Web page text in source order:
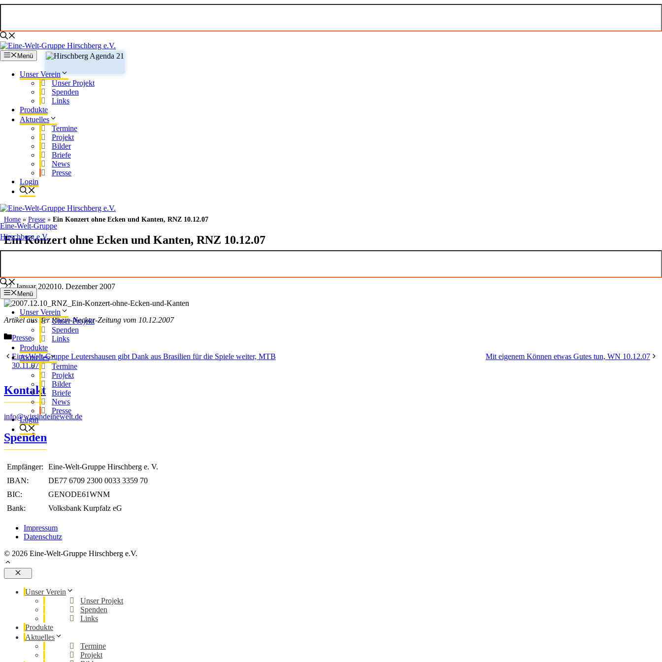
Zum
Menü
Unser Verein
Unser Projekt
Spenden
Links
Produkte
Aktuelles
Termine
Projekt
Bilder
Briefe
News
Presse
Login
Eine-Welt-Gruppe
Hirschberg e.V.
Menü
Unser Verein
Unser Projekt
Spenden
Links
Produkte
Aktuelles
Termine
Projekt
Bilder
Briefe
News
Presse
Login
Home » Presse » Ein Konzert ohne Ecken und Kanten, RNZ 10.12.07
Ein Konzert ohne Ecken und Kanten, RNZ 10.12.07
27. Januar 202010. Dezember 2007
Artikel aus der Rhein-Neckar-Zeitung vom 10.12.2007
Kategorien
Presse
Eine-Welt-Gruppe Leutershausen gibt Dank aus Brasilien für die Spiele weiter, MTB
30.11.07
Mit eigenem Können etwas Gutes tun, WN 10.12.07
Kontakt
info@wirsindeinewelt.de
Spenden
Empfänger:
Eine-Welt-Gruppe Hirschberg e. V.
IBAN:
DE77 6709 2300 0033 3359 70
BIC:
GENODE61WNM
Bank:
Volksbank Kurpfalz eG
Impressum
Datenschutz
© 2026 Eine-Welt-Gruppe Hirschberg e.V.
Schließen
Unser Verein
Unser Projekt
Spenden
Links
Produkte
Aktuelles
Termine
Projekt